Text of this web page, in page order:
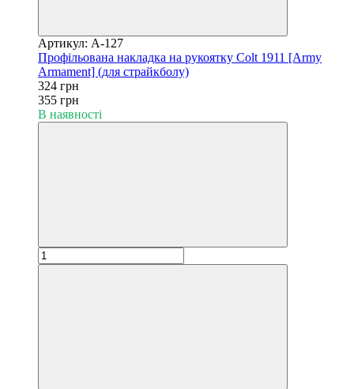
Артикул: A-127
Профільована накладка на рукоятку Colt 1911 [Army
Armament] (для страйкболу)
324 грн
355 грн
В наявності